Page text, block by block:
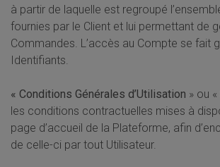
à partir de laquelle est regroupé
fournies par le Client et lui permettant de
Commandes. L’accès au Compte se fait
Identifiants.
« Conditions Générales d’Utilisation » ou «
les conditions contractuelles mises à
page d’accueil de la Plateforme, afin
de celle-ci par tout Utilisateur.